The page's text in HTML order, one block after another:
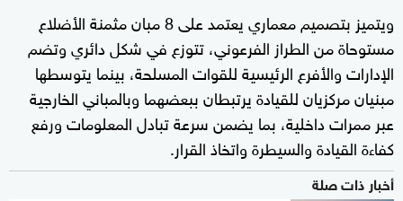
ويتميز بتصميم معماري يعتمد على 8 مبان مثمنة الأضلاع
مستوحاة من الطراز الفرعوني، تتوزع في شكل دائري وتضم
الإدارات والأفرع الرئيسية للقوات المسلحة، بينما يتوسطها
مبنيان مركزيان للقيادة يرتبطان ببعضهما وبالمباني الخارجية
عبر ممرات داخلية، بما يضمن سرعة تبادل المعلومات ورفع
كفاءة القيادة والسيطرة واتخاذ القرار.
أخبار ذات صلة